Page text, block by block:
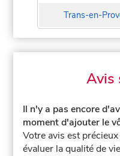
Trans-en-
Avis
Il n'y a pas encore
moment d'ajouter le
Votre avis est
évaluer la qualité de